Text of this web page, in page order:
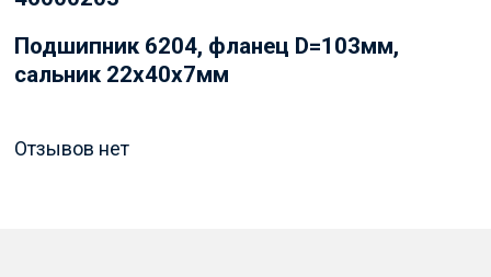
Подшипник 6204, фланец D=103мм,
сальник 22х40х7мм
Отзывов нет